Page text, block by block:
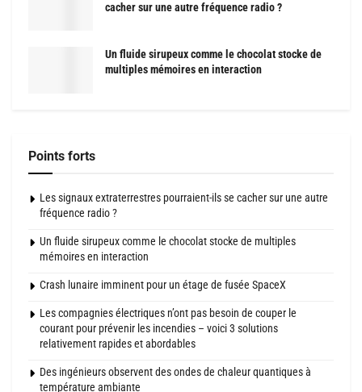
cacher sur une autre fréquence radio ?
Un fluide sirupeux comme le chocolat stocke de
multiples mémoires en interaction
Points forts
Les signaux extraterrestres pourraient-ils se cacher sur une autre
fréquence radio ?
Un fluide sirupeux comme le chocolat stocke de multiples
mémoires en interaction
Crash lunaire imminent pour un étage de fusée SpaceX
Les compagnies électriques n’ont pas besoin de couper le
courant pour prévenir les incendies – voici 3 solutions
relativement rapides et abordables
Des ingénieurs observent des ondes de chaleur quantiques à
température ambiante